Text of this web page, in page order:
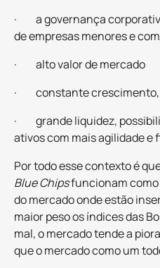
· a governança
de empresas menores e
· alto valor de mercado
· constante crescimento,
· grande liquidez,
ativos com mais agilidade e
Por todo esse contexto é
Blue Chipsfuncionam
do mercado onde estão
maior peso os índices das
mal, o mercado tende a
que o mercado como um